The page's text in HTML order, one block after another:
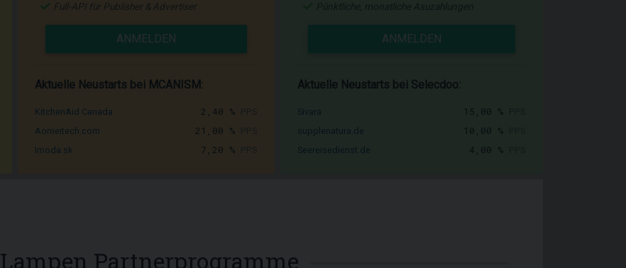
Full-API für Publisher & Advertiser
ANMELDEN
Aktuelle Neustarts bei MCANISM:
KitchenAid Canada 2,40 %
Aomeitech.com 21,00 %
Imoda.sk 7,20 %
ANMELDEN
Aktuelle Neustarts bei Selecdoo:
15,00 %
10,00 %
4,00 %
Lampen Partnerprogramme